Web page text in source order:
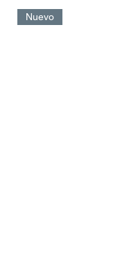
¿Quedaba algo
Que trascenderá,
Nuevo